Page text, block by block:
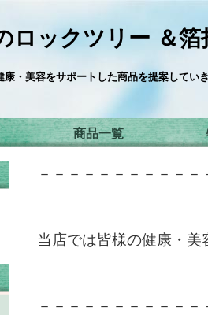
ロックツリー ＆箔
康・美容をサポートした商品を提案してい
商品一覧
－－－－－－－－－－
当店では皆様の健康・
－－－－－－－－－－